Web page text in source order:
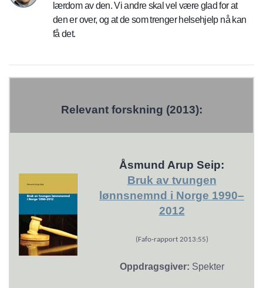
lærdom av den. Vi andre skal vel være glad for at
den er over, og at de som trenger helsehjelp nå kan
få det.
Relevant forskning (2013):
Åsmund Arup Seip:
Bruk av tvungen
lønnsnemnd i Norge 1990–
2012
(Fafo-rapport 2013:55)
Oppdragsgiver: Spekter